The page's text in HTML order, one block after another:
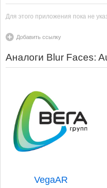
Для этого приложения пока не
Добавить ссылку
Аналоги Blur Faces:
VegaAR